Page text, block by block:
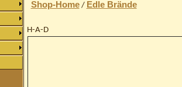
Shop-Home/ Edle Brände
H-A-D